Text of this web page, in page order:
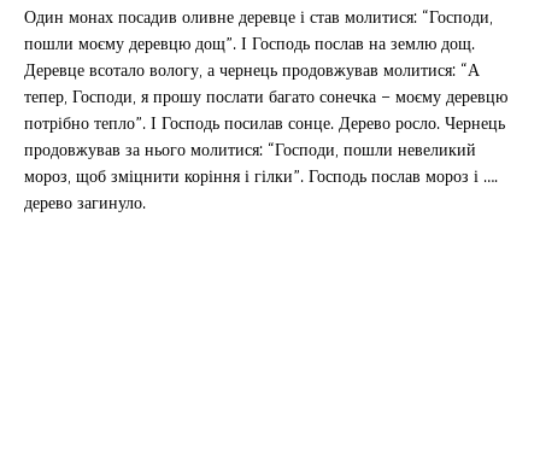
Один монах посадив оливне деревце і став молитися: “Господи,
пошли моєму деревцю дощ”. І Господь послав на землю дощ.
Деревце всотало вологу, а чернець продовжував молитися: “А
тепер, Господи, я прошу послати багато сонечка – моєму деревцю
потрібно тепло”. І Господь посилав сонце. Дерево росло. Чернець
продовжував за нього молитися: “Господи, пошли невеликий
мороз, щоб зміцнити коріння і гілки”. Господь послав мороз і ….
дерево загинуло.